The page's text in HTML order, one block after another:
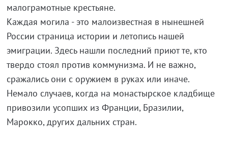
малограмотные крестьяне.
Каждая могила - это малоизвестная в нынешней
России страница истории и летопись нашей
эмиграции. Здесь нашли последний приют те, кто
твердо стоял против коммунизма. И не важно,
сражались они с оружием в руках или иначе.
Немало случаев, когда на монастырское кладбище
привозили усопших из Франции, Бразилии,
Марокко, других дальних стран.